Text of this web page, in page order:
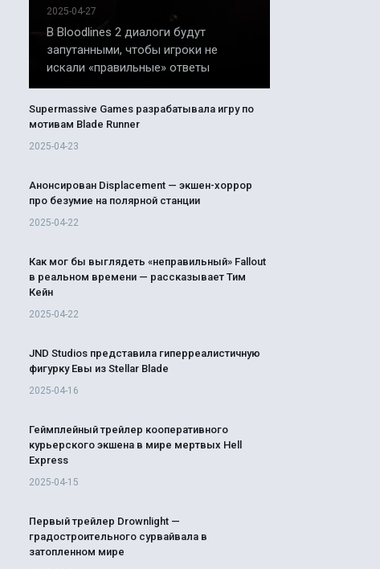
2025-04-27
В Bloodlines 2 диалоги будут
запутанными, чтобы игроки не
искали «правильные» ответы
Supermassive Games разрабатывала игру по
мотивам Blade Runner
2025-04-23
Анонсирован Displacement — экшен-хоррор
про безумие на полярной станции
2025-04-22
Как мог бы выглядеть «неправильный» Fallout
в реальном времени — рассказывает Тим
Кейн
2025-04-22
JND Studios представила гиперреалистичную
фигурку Евы из Stellar Blade
2025-04-16
Геймплейный трейлер кооперативного
курьерского экшена в мире мертвых Hell
Express
2025-04-15
Первый трейлер Drownlight —
градостроительного сурвайвала в
затопленном мире